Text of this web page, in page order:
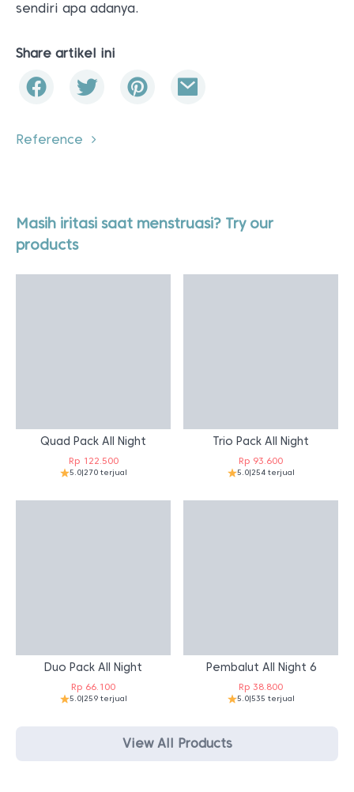
sendiri apa adanya.
Share artikel ini
Reference
Masih iritasi saat menstruasi? Try our
products
Quad Pack All Night
Rp122.500
5.0|270 terjual
Trio Pack All Night
Rp 93.600
5.0|254 terjual
Duo Pack All Night
Rp 66.100
5.0|259 terjual
Pembalut All Night 6
Rp 38.800
5.0|535 terjual
View All Products